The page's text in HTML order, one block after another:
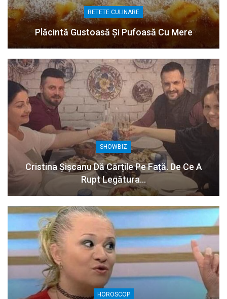
RETETE CULINARE
Plăcintă Gustoasă Și Pufoasă Cu Mere
SHOWBIZ
Cristina Șișcanu Dă Cărțile Pe Față. De Ce A
Rupt Legătura…
HOROSCOP